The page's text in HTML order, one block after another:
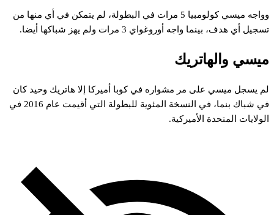
وواجه ميسي كولومبيا 5 مرات في البطولة، لم يتمكن في أي منها من
تسجيل أي هدف، بينما واجه أوروغواي 3 مرات ولم يهز شباكها أيضا.
ميسي والهاتريك
لم يسجل ميسي على مر مشواره في كوبا أميركا إلا هاتريك وحيد كان
في شباك بنما، في النسخة المئوية للبطولة التي أقيمت عام 2016 في
الولايات المتحدة الأميركية.